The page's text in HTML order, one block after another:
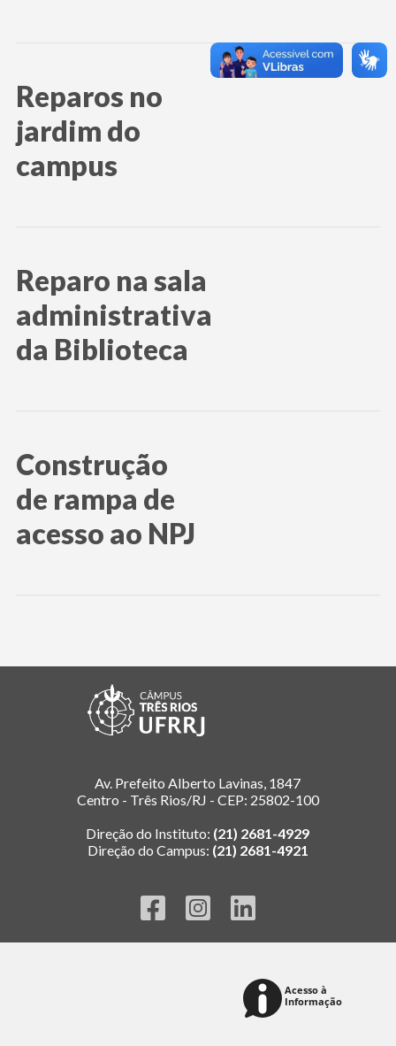
Reparos no
jardim do
campus
Reparo na sala
administrativa
da Biblioteca
Construção
de rampa de
acesso ao NPJ
Av. Prefeito Alberto Lavinas, 1847
Centro - Três Rios/RJ - CEP: 25802-100
Direção do Instituto: (21) 2681-4929
Direção do Campus: (21) 2681-4921